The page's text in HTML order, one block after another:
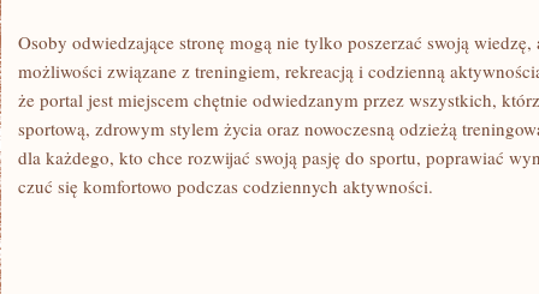
Osoby odwiedzające stronę mogą nie tylko poszerzać swoją
możliwości związane z treningiem, rekreacją i codzienną
że portal jest miejscem chętnie odwiedzanym przez wszystkich,
sportową, zdrowym stylem życia oraz nowoczesną odzieżą
dla każdego, kto chce rozwijać swoją pasję do sportu, poprawiać
czuć się komfortowo podczas codziennych aktywności.